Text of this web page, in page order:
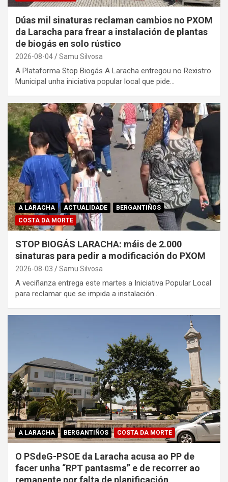
Dúas mil sinaturas reclaman cambios no PXOM
da Laracha para frear a instalación de plantas
de biogás en solo rústico
2026-08-04 Samu Silvosa
A Plataforma Stop Biogás A Laracha entregou no Rexistro
Municipal unha iniciativa popular local que pide…
A LARACHA ACTUALIDADE
BERGANTIÑOS
COSTA DA MORTE
STOP BIOGÁS LARACHA: máis de 2.000
sinaturas para pedir a modificación do PXOM
2026-08-03 Samu Silvosa
A veciñanza entrega este martes a Iniciativa Popular Local
para reclamar que se impida a instalación…
A LARACHA BERGANTIÑOS COSTA DA MORTE
O PSdeG-PSOE da Laracha acusa ao PP de
facer unha “RPT pantasma” e de recorrer ao
remanente por falta de planificación